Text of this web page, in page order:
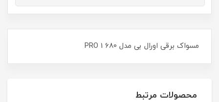
مسواک برقی اورال بی مدل PRO 1 680
محصولات مرتبط